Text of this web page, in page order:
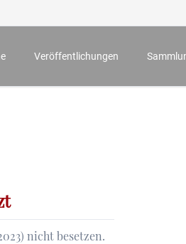
Veröffentlichungen
Mainfränkisches Jahrbuch für
nicht besetzen.